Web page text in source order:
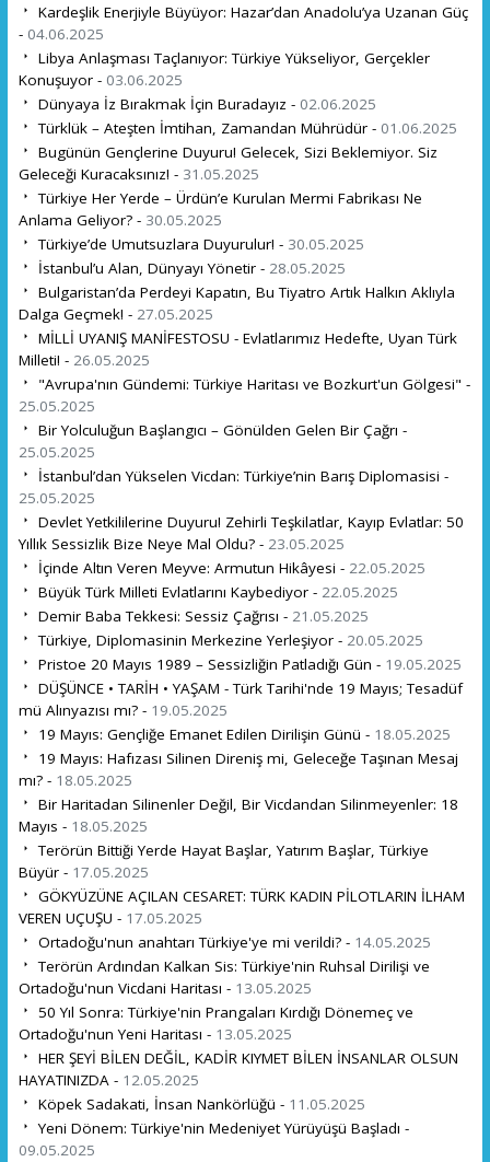
Kardeşlik Enerjiyle Büyüyor: Hazar’dan Anadolu’ya Uzanan Güç
- 04.06.2025
Libya Anlaşması Taçlanıyor: Türkiye Yükseliyor, Gerçekler
Konuşuyor - 03.06.2025
Dünyaya İz Bırakmak İçin Buradayız - 02.06.2025
Türklük – Ateşten İmtihan, Zamandan Mührüdür - 01.06.2025
Bugünün Gençlerine Duyuru! Gelecek, Sizi Beklemiyor. Siz
Geleceği Kuracaksınız! - 31.05.2025
Türkiye Her Yerde – Ürdün’e Kurulan Mermi Fabrikası Ne
Anlama Geliyor? - 30.05.2025
Türkiye’de Umutsuzlara Duyurulur! - 30.05.2025
İstanbul’u Alan, Dünyayı Yönetir - 28.05.2025
Bulgaristan’da Perdeyi Kapatın, Bu Tiyatro Artık Halkın Aklıyla
Dalga Geçmek! - 27.05.2025
MİLLİ UYANIŞ MANİFESTOSU - Evlatlarımız Hedefte, Uyan Türk
Milleti! - 26.05.2025
"Avrupa'nın Gündemi: Türkiye Haritası ve Bozkurt'un Gölgesi" -
25.05.2025
Bir Yolculuğun Başlangıcı – Gönülden Gelen Bir Çağrı -
25.05.2025
İstanbul’dan Yükselen Vicdan: Türkiye’nin Barış Diplomasisi -
25.05.2025
Devlet Yetkililerine Duyuru! Zehirli Teşkilatlar, Kayıp Evlatlar: 50
Yıllık Sessizlik Bize Neye Mal Oldu? - 23.05.2025
İçinde Altın Veren Meyve: Armutun Hikâyesi - 22.05.2025
Büyük Türk Milleti Evlatlarını Kaybediyor - 22.05.2025
Demir Baba Tekkesi: Sessiz Çağrısı - 21.05.2025
Türkiye, Diplomasinin Merkezine Yerleşiyor - 20.05.2025
Pristoe 20 Mayıs 1989 – Sessizliğin Patladığı Gün - 19.05.2025
DÜŞÜNCE • TARİH • YAŞAM - Türk Tarihi'nde 19 Mayıs; Tesadüf
mü Alınyazısı mı? - 19.05.2025
19 Mayıs: Gençliğe Emanet Edilen Dirilişin Günü - 18.05.2025
19 Mayıs: Hafızası Silinen Direniş mi, Geleceğe Taşınan Mesaj
mı? - 18.05.2025
Bir Haritadan Silinenler Değil, Bir Vicdandan Silinmeyenler: 18
Mayıs - 18.05.2025
Terörün Bittiği Yerde Hayat Başlar, Yatırım Başlar, Türkiye
Büyür - 17.05.2025
GÖKYÜZÜNE AÇILAN CESARET: TÜRK KADIN PİLOTLARIN İLHAM
VEREN UÇUŞU - 17.05.2025
Ortadoğu'nun anahtarı Türkiye'ye mi verildi? - 14.05.2025
Terörün Ardından Kalkan Sis: Türkiye'nin Ruhsal Dirilişi ve
Ortadoğu'nun Vicdani Haritası - 13.05.2025
50 Yıl Sonra: Türkiye'nin Prangaları Kırdığı Dönemeç ve
Ortadoğu'nun Yeni Haritası - 13.05.2025
HER ŞEYİ BİLEN DEĞİL, KADİR KIYMET BİLEN İNSANLAR OLSUN
HAYATINIZDA - 12.05.2025
Köpek Sadakati, İnsan Nankörlüğü - 11.05.2025
Yeni Dönem: Türkiye'nin Medeniyet Yürüyüşü Başladı -
09.05.2025